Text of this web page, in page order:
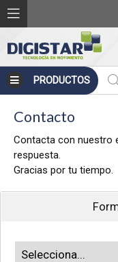
PRODUCTOS
Contacto
Contacta con nuestro
respuesta.
Gracias por tu tiempo.